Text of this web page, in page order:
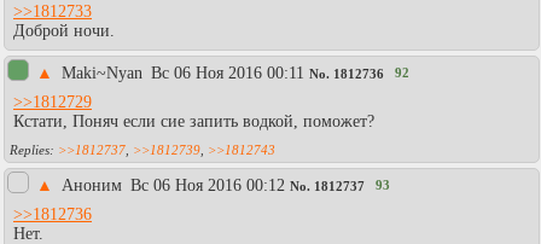
>>1812733
Доброй ночи.
▲ Maki~Nyan Вc 06 Ноя 2016 00:11 No. 1812736 92
>>1812729
Кстати, Поняч если сие запить водкой, поможет?
>>1812737 >>1812739 >>1812743
▲ Аноним Вc 06 Ноя 2016 00:12 No. 1812737 93
>>1812736
Нет.